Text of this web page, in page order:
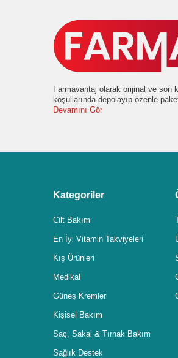
Farmavantaj olarak orijinal ve son
koşullarında depolayıp özenle
Devamını Gör
Kategoriler
Cilt Bakım
En İyi Vitamin Takviyeleri
Kış Ürünleri
Medikal
Güneş Kremleri
Kişisel Bakım
Saç, Sakal & Tırnak Bakım
Sağlık Destek